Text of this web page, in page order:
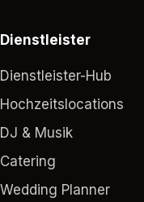
Dienstleister
Dienstleister-Hub
Hochzeitslocations
DJ & Musik
Catering
Wedding Planner